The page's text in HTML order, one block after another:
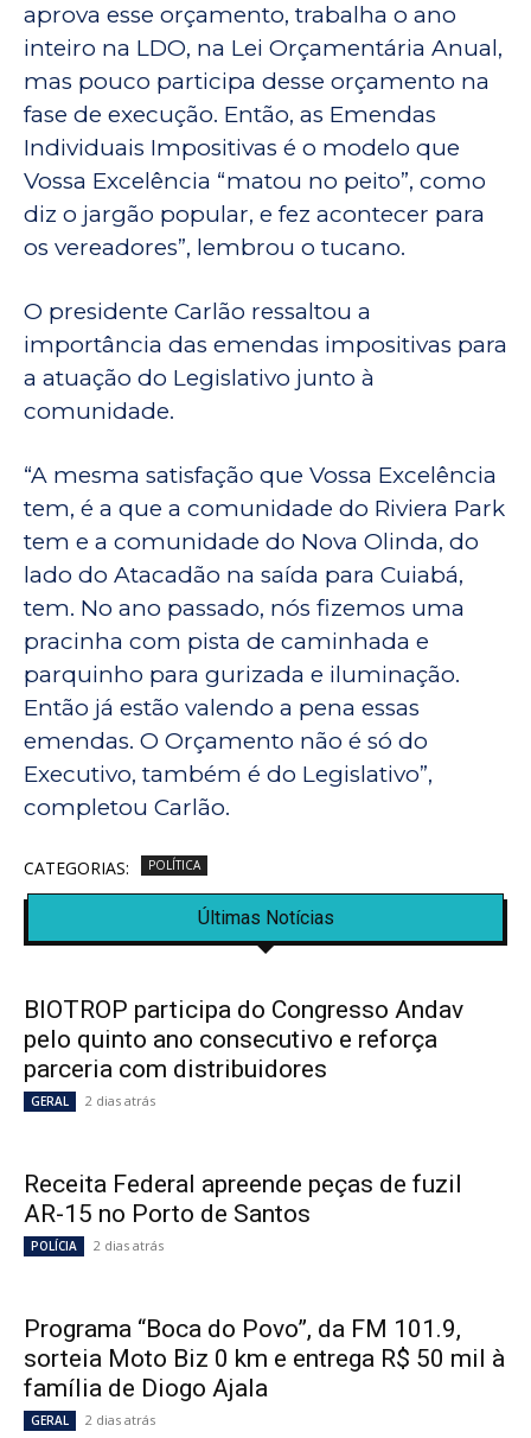
aprova esse orçamento, trabalha o ano
inteiro na LDO, na Lei Orçamentária Anual,
mas pouco participa desse orçamento na
fase de execução. Então, as Emendas
Individuais Impositivas é o modelo que
Vossa Excelência “matou no peito”, como
diz o jargão popular, e fez acontecer para
os vereadores”, lembrou o tucano.
O presidente Carlão ressaltou a
importância das emendas impositivas para
a atuação do Legislativo junto à
comunidade.
“A mesma satisfação que Vossa Excelência
tem, é a que a comunidade do Riviera Park
tem e a comunidade do Nova Olinda, do
lado do Atacadão na saída para Cuiabá,
tem. No ano passado, nós fizemos uma
pracinha com pista de caminhada e
parquinho para gurizada e iluminação.
Então já estão valendo a pena essas
emendas. O Orçamento não é só do
Executivo, também é do Legislativo”,
completou Carlão.
CATEGORIAS: POLÍTICA
Últimas Notícias
BIOTROP participa do Congresso Andav
pelo quinto ano consecutivo e reforça
parceria com distribuidores
GERAL 2 dias atrás
Receita Federal apreende peças de fuzil
AR-15 no Porto de Santos
POLÍCIA 2 dias atrás
Programa “Boca do Povo”, da FM 101.9,
sorteia Moto Biz 0 km e entrega R$ 50 mil à
família de Diogo Ajala
GERAL 2 dias atrás